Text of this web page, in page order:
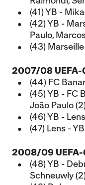
(41) YB -
(42) YB -
Paulo,
(43)
2007/08 UEFA-
(44) FC
(45) YB - FC
João Paulo
(46) YB - Lens
(47) Lens -
2008/09
(48) YB -
Schneuwly